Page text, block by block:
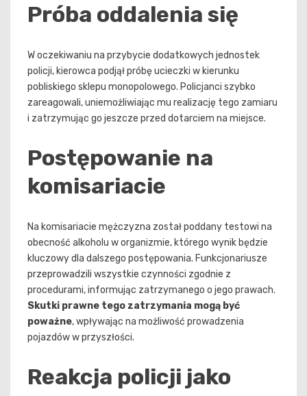
Próba oddalenia się
W oczekiwaniu na przybycie dodatkowych jednostek
policji, kierowca podjął próbę ucieczki w kierunku
pobliskiego sklepu monopolowego. Policjanci szybko
zareagowali, uniemożliwiając mu realizację tego zamiaru
i zatrzymując go jeszcze przed dotarciem na miejsce.
Postępowanie na
komisariacie
Na komisariacie mężczyzna został poddany testowi na
obecność alkoholu w organizmie, którego wynik będzie
kluczowy dla dalszego postępowania. Funkcjonariusze
przeprowadzili wszystkie czynności zgodnie z
procedurami, informując zatrzymanego o jego prawach.
Skutki prawne tego zatrzymania mogą być
poważne, wpływając na możliwość prowadzenia
pojazdów w przyszłości.
Reakcja policji jako